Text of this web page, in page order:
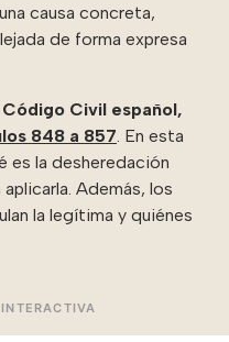
causa concreta,
de forma expresa
Código Civil español,
848 a 857. En esta
es la desheredación
Además, los
la legítima y quiénes